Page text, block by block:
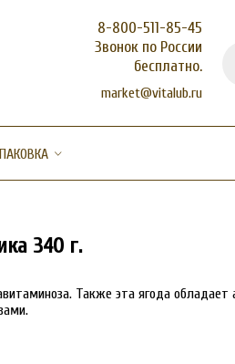
8-800-511-85-45
Звонок по России
бесплатно.
market@vitalub.ru
340 г.
Также эта ягода обладает